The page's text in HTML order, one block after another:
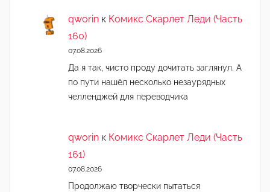
qworin к Комикс Скарлет Леди (Часть
160)
07.08.2026
Да я так, чисто проду дочитать заглянул. А
по пути нашёл несколько незаурядных
челленджей для переводчика
qworin к Комикс Скарлет Леди (Часть
161)
07.08.2026
Продолжаю творчески пытаться